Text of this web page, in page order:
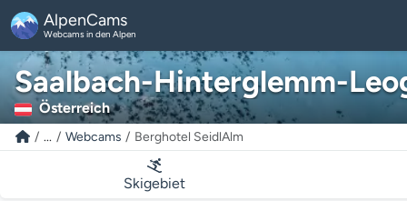
AlpenCams
Webcams in den Alpen
Saalbach-Hinterglemm-
Österreich
... Webcams Berghotel SeidlAlm
Skigebiet